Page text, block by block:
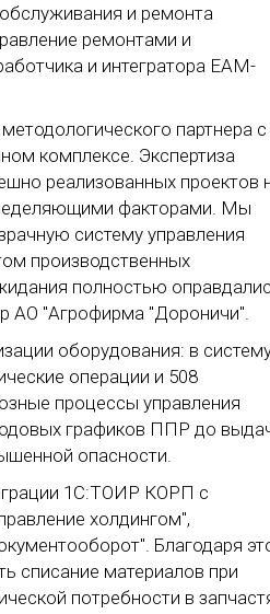
и ремонта
ремонтами и
и интегратора EAM-
партнера с
комплексе. Экспертиза
реализованных проектов
факторами. Мы
систему управления
производственных
полностью
АО "Агрофирма "Дороничи".
оборудования: в
операции и 508
процессы управления
графиков ППР до
опасности.
1С:ТОИР КОРП с
холдингом",
Благодаря
списание материалов при
потребности в